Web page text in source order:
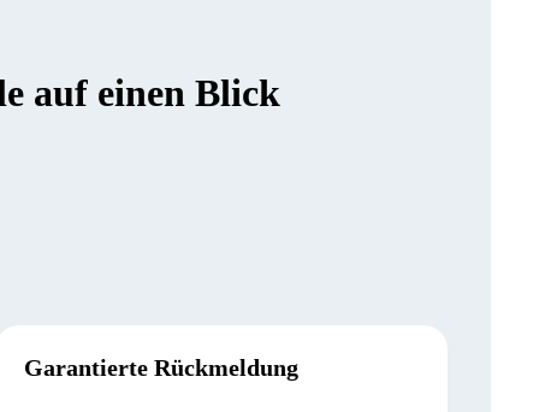
auf einen Blick
Garantierte Rückmeldung